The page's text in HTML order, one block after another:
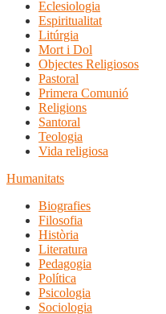
Eclesiologia
Espiritualitat
Litúrgia
Mort i Dol
Objectes Religiosos
Pastoral
Primera Comunió
Religions
Santoral
Teologia
Vida religiosa
Humanitats
Biografies
Filosofia
Història
Literatura
Pedagogia
Política
Psicologia
Sociologia